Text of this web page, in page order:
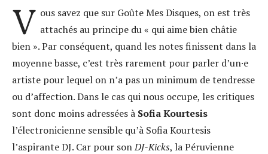
V ous savez que sur Goûte Mes Disques, on est très
attachés au principe du « qui aime bien châtie
bien ». Par conséquent, quand les notes finissent dans la
moyenne basse, c’est très rarement pour parler d’un·e
artiste pour lequel on n’a pas un minimum de tendresse
ou d’affection. Dans le cas qui nous occupe, les critiques
sont donc moins adressées à Sofia Kourtesis
l’électronicienne sensible qu’à Sofia Kourtesis
l’aspirante DJ. Car pour sonDJ-Kicks, la Péruvienne